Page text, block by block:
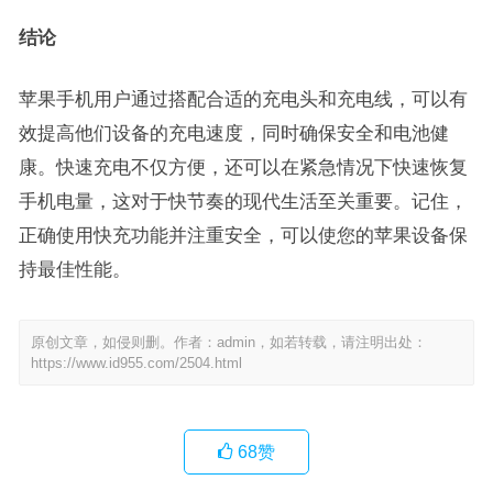
结论
苹果手机用户通过搭配合适的充电头和充电线，可以有
效提高他们设备的充电速度，同时确保安全和电池健
康。快速充电不仅方便，还可以在紧急情况下快速恢复
手机电量，这对于快节奏的现代生活至关重要。记住，
正确使用快充功能并注重安全，可以使您的苹果设备保
持最佳性能。
原创文章，如侵则删。作者：admin，如若转载，请注明出处：
https://www.id955.com/2504.html
68赞